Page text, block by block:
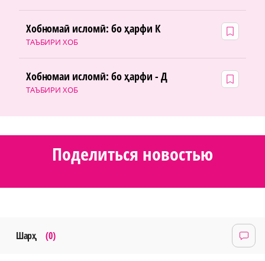
ТАЪБИРИ ХОБ
Хобномаӣ исломӣ: бо ҳарфи К
ТАЪБИРИ ХОБ
Хобномаи исломӣ: бо ҳарфи - Д
Поделиться новостью
Шарҳ (0)